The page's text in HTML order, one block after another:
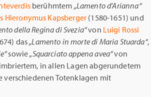
berühmtem „Lamento d’Arianna“
Hieronymus Kapsberger (1580-1651) und
della Regina di Svezia“von Luigi Rossi
das„Lamento in morte di Maria Stuarda“,
sowie„Squarciato appena avea“von
in allen Lagen abgerundetem
verschiedenen Totenklagen mit